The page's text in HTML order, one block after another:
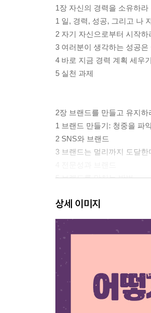
1장 자신의 경력을 소유하라
1 일, 경력, 성공, 그리고 나
2 자기 자신으로부터 시작하
3 여러분이 생각하는 성공은
4 바로 지금 경력 계획 세우기
5 실천 과제
2장 브랜드를 만들고 유지하
1 브랜드 만들기: 청중을 파
2 SNS와 브랜드
3 브랜드는 멀리까지 도달한
5 브랜드를 망치는 방법
__더 읽을거리
1 네트워킹을 해야 하는 이유
3 대면 네트워킹을 위한 아이
4 온라인 네트워킹을 위한
__대면 네트워킹
상세 이미지